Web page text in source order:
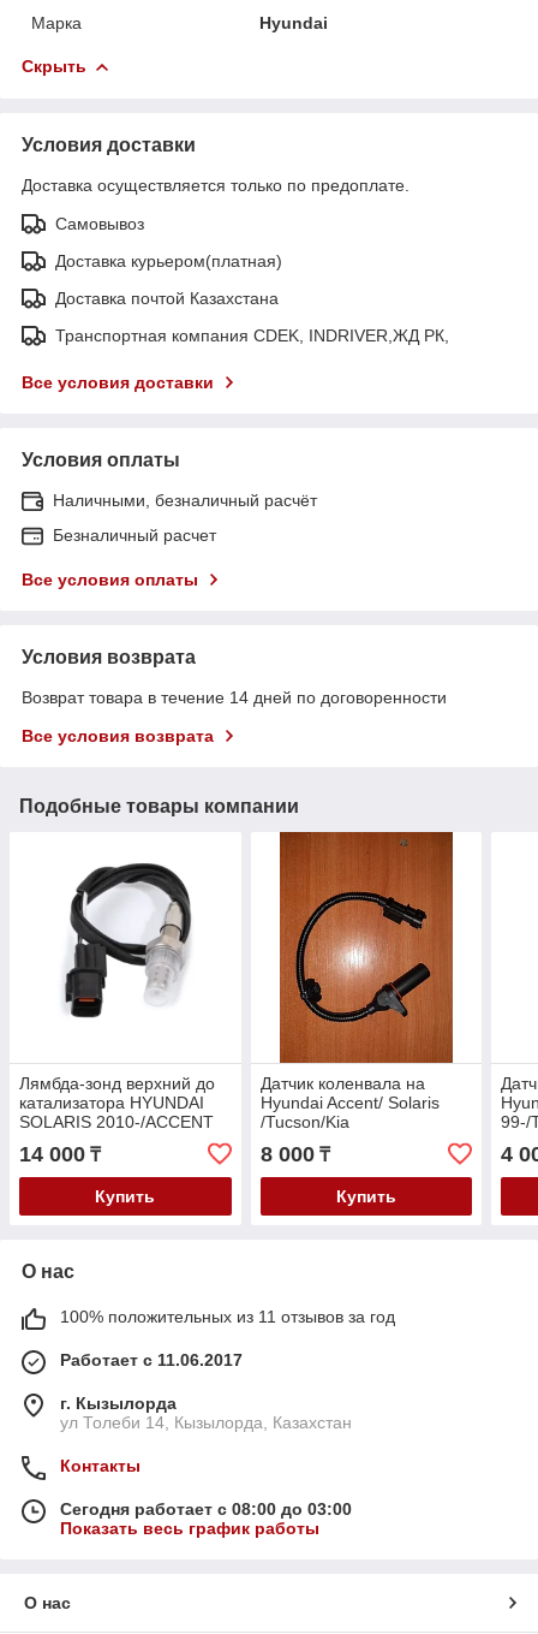
Марка
Hyundai
Скрыть
Условия доставки
Доставка осуществляется только по предоплате.
Самовывоз
Доставка курьером(платная)
Доставка почтой Казахстана
Транспортная компания CDEK, INDRIVER,ЖД РК,
Все условия доставки
Условия оплаты
Наличными, безналичный расчёт
Безналичный расчет
Все условия оплаты
Условия возврата
Возврат товара в течение 14 дней по договоренности
Все условия возврата
Подобные товары компании
Лямбда-зонд верхний до
катализатора HYUNDAI
SOLARIS 2010-/ACCENT
2010-/KIA RIO 2011-/CEED
2009-
14 000 ₸
Купить
Датчик коленвала на
Hyundai Accent/ Solaris
/Tucson/Kia
Rio/Ceed/Sportage 2011-
8 000₸
Купить
99-/
11-/
4
О нас
100% положительных из 11 отзывов за год
Работает с 11.06.2017
г. Кызылорда
ул Толеби 14, Кызылорда, Казахстан
Контакты
Сегодня работает с 08:00 до 03:00
Показать весь график работы
О нас